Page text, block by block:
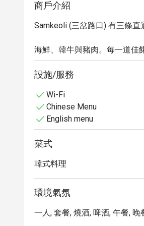
商戶介紹
Samkeoli (三岔路口) 有三條直
海鮮、韓牛與豬肉。每一道佳
- 海鮮是每天新鮮運到;
- 韓牛更是由韓國頂級韓牛集
口瞬間, 牛味爆發!
設施/服務
Wi-Fi
Chinese Menu
English menu
菜式
韓式料理
環境氣氛
一人, 套餐, 燒酒, 啤酒, 午餐, 晚